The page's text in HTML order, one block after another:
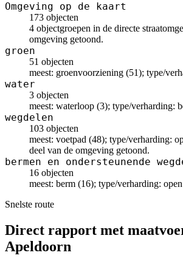
Omgeving op de kaart
173 objecten
4 objectgroepen in de directe
omgeving getoond.
groen
51 objecten
meest: groenvoorziening (51); type/
water
3 objecten
meest: waterloop (3); type/verharding:
wegdelen
103 objecten
meest: voetpad (48); type/verharding:
deel van de omgeving getoond.
bermen en ondersteunende
16 objecten
meest: berm (16); type/verharding:
Snelste route
Direct rapport met
Apeldoorn